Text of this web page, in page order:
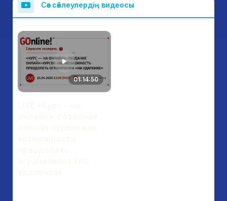
Сөз сөйлеулердің видеосы
01:14:50